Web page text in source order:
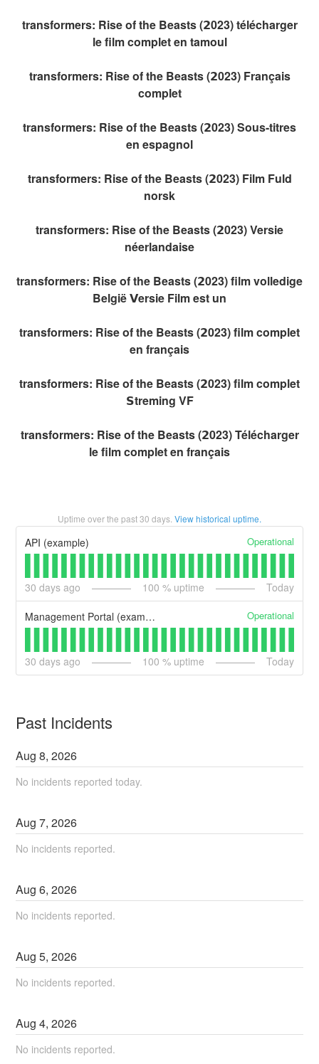
transformers: Rise of the Beasts (𝟮023) télécharger
le film complet en tamoul
transformers: Rise of the Beasts (𝟮023) Français
complet
transformers: Rise of the Beasts (𝟮023) Sous-titres
en espagnol
transformers: Rise of the Beasts (𝟮023) Film Fuld
norsk
transformers: Rise of the Beasts (𝟮023) Versie
néerlandaise
transformers: Rise of the Beasts (𝟮023) film volledige
België 𝗩ersie Film est un
transformers: Rise of the Beasts (𝟮023) film complet
en français
transformers: Rise of the Beasts (𝟮023) film complet
𝗦treming VF
transformers: Rise of the Beasts (𝟮023) Télécharger
le film complet en français
Uptime over the past30 days. View historical uptime.
API (example) Operational
30 days ago 100 % uptime Today
Management Portal (example) Operational
30 days ago 100 % uptime Today
Past Incidents
Aug8,2026
No incidents reported today.
Aug7,2026
No incidents reported.
Aug6,2026
No incidents reported.
Aug5,2026
No incidents reported.
Aug4,2026
No incidents reported.